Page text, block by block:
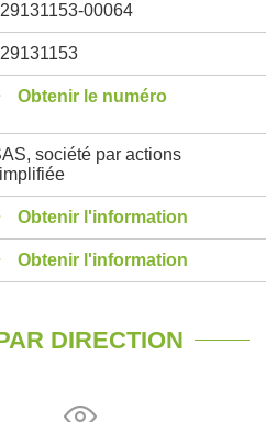
00064
Obtenir le numéro
société par actions
Obtenir l'information
Obtenir l'information
DIRECTION